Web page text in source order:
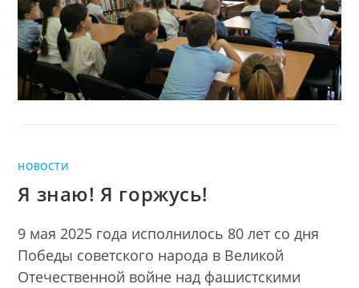
НОВОСТИ
Я знаю! Я горжусь!
9 мая 2025 года исполнилось 80 лет со дня
Победы советского народа в Великой
Отечественной войне над фашистскими